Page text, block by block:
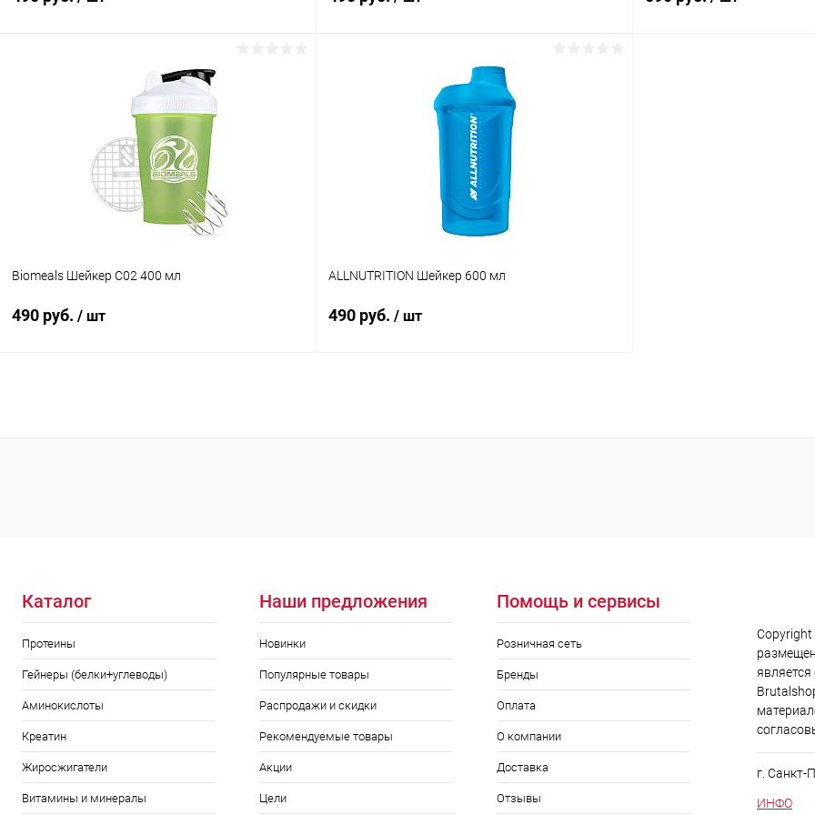
В корзину
Сравнение
В наличии
В корзину
Сравнение
В наличии
Biomeals Шейкер C02 400 мл
490 руб. / шт
Купить в 1 клик Сравнение
ALLNUTRITION Шейкер 600 мл
490 руб. / шт
Купить в 1 клик Сравнение
Каталог
Протеины
Гейнеры (белки+углеводы)
Аминокислоты
Креатин
Жиросжигатели
Витамины и минералы
Наши предложения
Новинки
Популярные товары
Распродажи и скидки
Рекомендуемые товары
Акции
Цели
Помощь и сервисы
Розничная сеть
Бренды
Оплата
О компании
Доставка
Отзывы
Copyright
г. Санкт-
ИНФО